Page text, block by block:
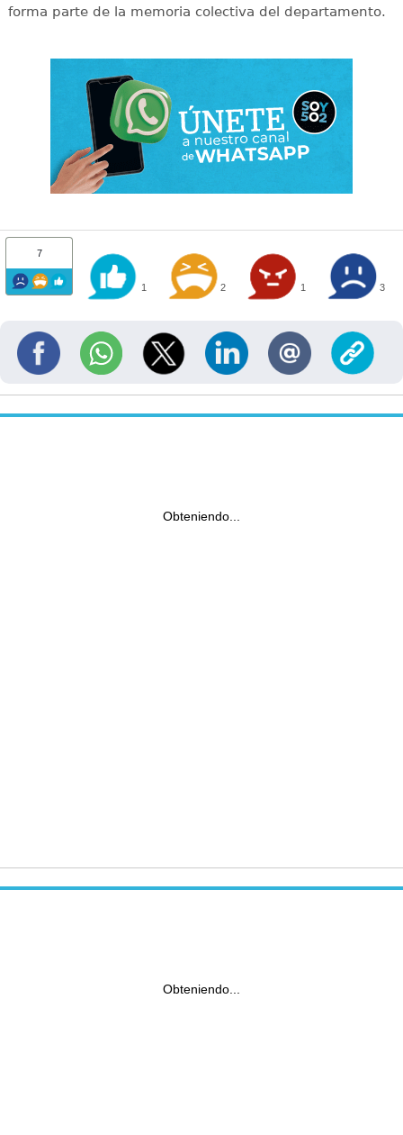
forma parte de la memoria colectiva del departamento.
7
1 2 1 3
Obteniendo...
Obteniendo...